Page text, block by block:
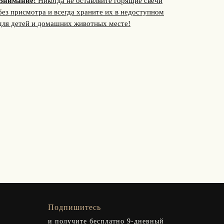
присмотра и всегда храните их в недоступном
детей и домашних животных месте!
Подпишитесь
и получите бесплатно 9-дневный